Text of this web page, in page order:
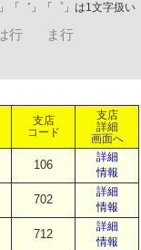
「゛」「゜」は1文字扱い
行
ま行
支店
コード
支店
詳細
画面へ
106
詳細
情報
702
詳細
情報
712
詳細
情報